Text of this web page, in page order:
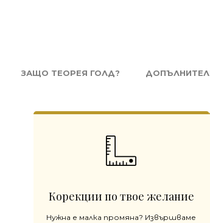
ЗАЩО ТЕОРЕЯ ГОЛД?
Корекции по твое желание
Нужна е малка промяна? Извършваме